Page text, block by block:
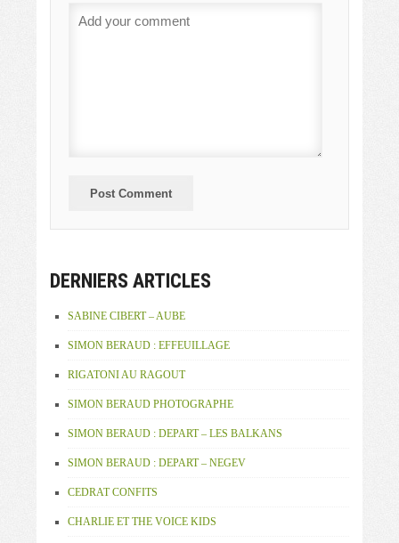
DERNIERS ARTICLES
SABINE CIBERT – AUBE
SIMON BERAUD : EFFEUILLAGE
RIGATONI AU RAGOUT
SIMON BERAUD PHOTOGRAPHE
SIMON BERAUD : DEPART – LES BALKANS
SIMON BERAUD : DEPART – NEGEV
CEDRAT CONFITS
CHARLIE ET THE VOICE KIDS